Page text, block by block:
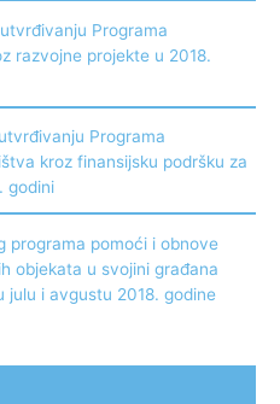
Programa
razvojne projekte u 2018.
Programa
kroz finansijsku podršku za
godini
programa pomoći i obnove
objekata u svojini građana
julu i avgustu 2018. godine